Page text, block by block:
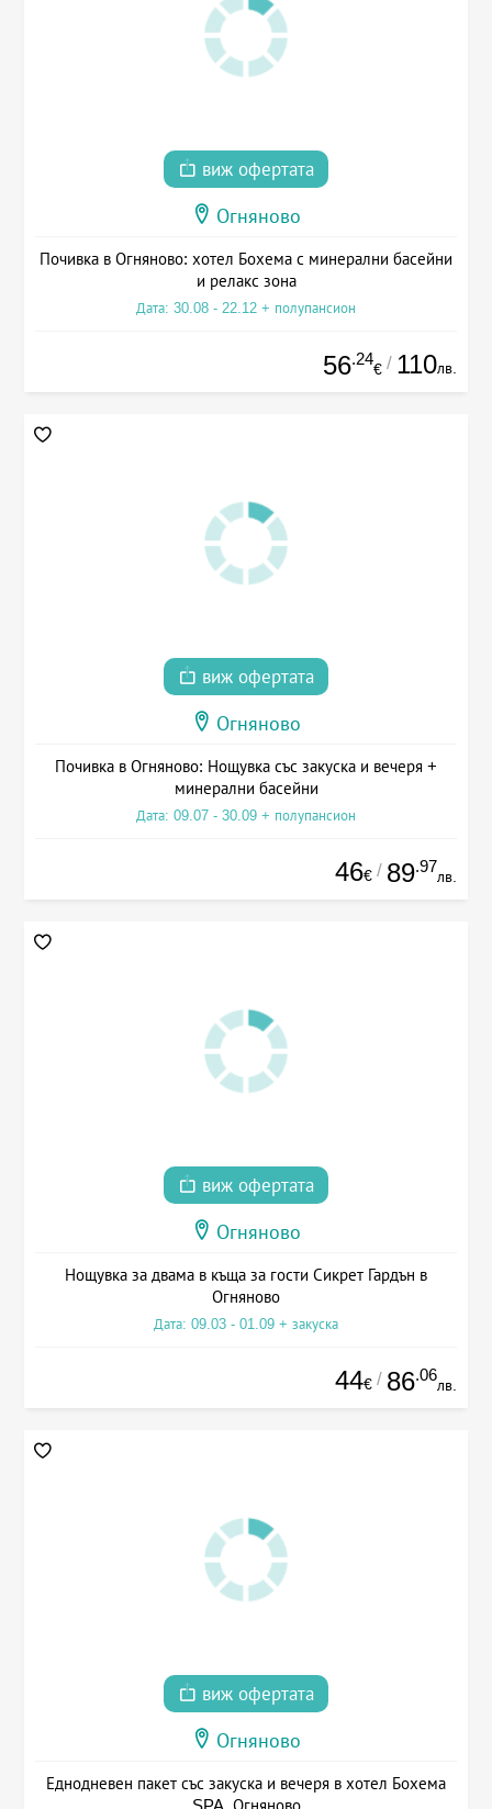
виж офертата
Огняново
Почивка в Огняново: хотел Бохема с минерални басейни
и релакс зона
Дата: 30.08 - 22.12 + полупансион
56.24
€ / 110лв.
виж офертата
Огняново
Почивка в Огняново: Нощувка със закуска и вечеря +
минерални басейни
Дата: 09.07 - 30.09 + полупансион
46€ / 89.97
лв.
виж офертата
Огняново
Нощувка за двама в къща за гости Сикрет Гардън в
Огняново
Дата: 09.03 - 01.09 + закуска
44€ / 86.06
лв.
виж офертата
Огняново
Еднодневен пакет със закуска и вечеря в хотел Бохема
SPA, Огняново